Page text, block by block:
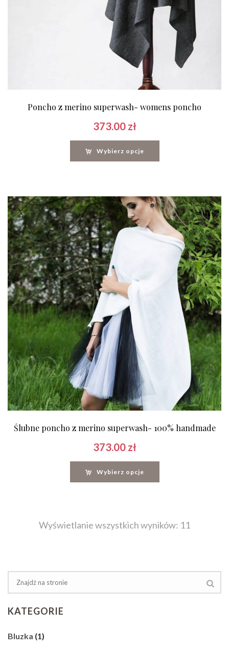
Poncho z merino superwash- womens poncho
373.00 zł
Wybierz opcje
Ślubne poncho z merino superwash- 100% handmade
373.00 zł
Wybierz opcje
Wyświetlanie wszystkich wyników: 11
KATEGORIE
Bluzka (1)